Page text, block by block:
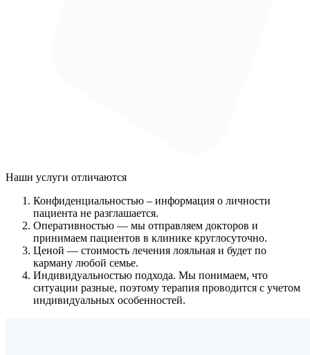
Наши услуги отличаются
Конфиденциальностью – информация о личности
пациента не разглашается.
Оперативностью — мы отправляем докторов и
принимаем пациентов в клинике круглосуточно.
Ценой — стоимость лечения лояльная и будет по
карману любой семье.
Индивидуальностью подхода. Мы понимаем, что
ситуации разные, поэтому терапия проводится с учетом
индивидуальных особенностей.